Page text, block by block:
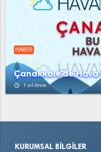
HABER
Çanakkale'de Hava
access_time 1 yıl önce
KURUMSAL BILGILER